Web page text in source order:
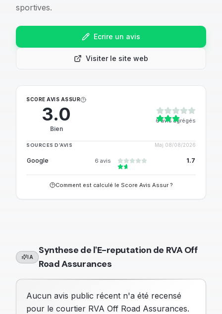
sportives.
Ecrire un avis
Visiter le site web
SCORE AVIS ASSUR
3.0
Bien
6avis agrégés
SOURCES D'AVIS Maj 08/08/2026
Google 6 avis 1.7
Comment est calculé le Score Avis Assur ?
IA
Synthese de l'E-reputation de RVA Off
Road Assurances
Aucun avis public récent n'a été recensé
pour le courtier RVA Off Road Assurances.